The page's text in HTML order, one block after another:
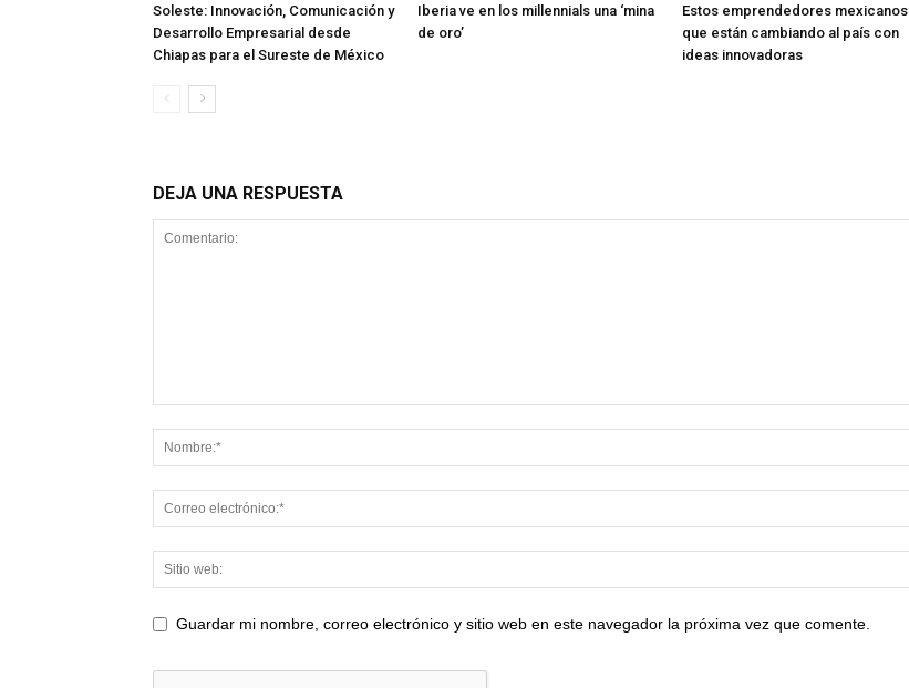
Soleste: Innovación, Comunicación y
Desarrollo Empresarial desde
Chiapas para el Sureste de México
Iberia ve en los millennials una ‘mina
de oro’
Estos emprendedores mexicanos
que están cambiando al país con
ideas innovadoras
DEJA UNA RESPUESTA
Guardar mi nombre, correo electrónico y sitio web en este navegador la próxima vez que comente.